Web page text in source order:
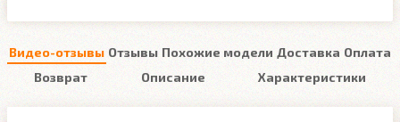
Видео-отзывы Отзывы Похожие модели Доставка Оплата
Возврат
Описание Характеристики